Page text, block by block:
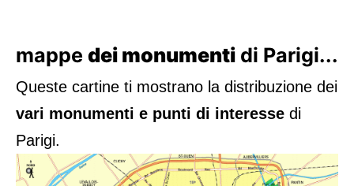
mappe dei monumenti di Parigi...
Queste cartine ti mostrano la distribuzione dei
vari monumenti e punti di interesse di
Parigi.